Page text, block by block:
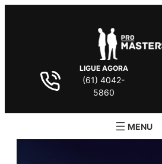
LIGUE AGORA
(61) 4042-
5860